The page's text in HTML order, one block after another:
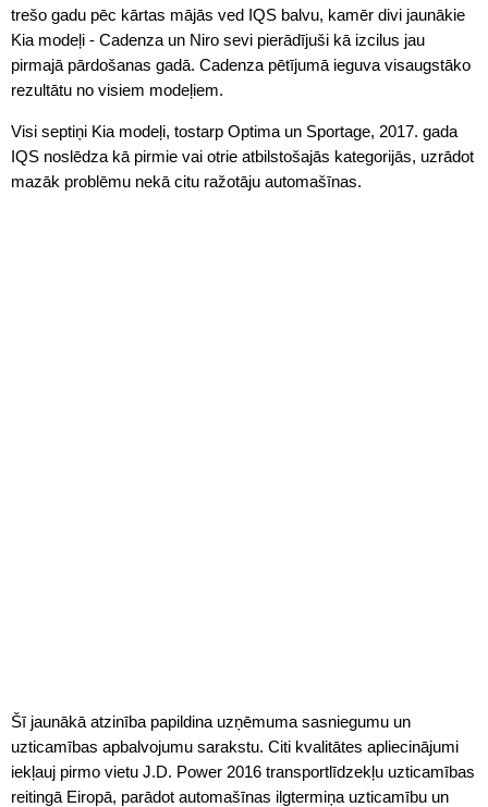
trešo gadu pēc kārtas mājās ved IQS balvu, kamēr divi jaunākie
Kia modeļi - Cadenza un Niro sevi pierādījuši kā izcilus jau
pirmajā pārdošanas gadā. Cadenza pētījumā ieguva visaugstāko
rezultātu no visiem modeļiem.
Visi septiņi Kia modeļi, tostarp Optima un Sportage, 2017. gada
IQS noslēdza kā pirmie vai otrie atbilstošajās kategorijās, uzrādot
mazāk problēmu nekā citu ražotāju automašīnas.
Šī jaunākā atzinība papildina uzņēmuma sasniegumu un
uzticamības apbalvojumu sarakstu. Citi kvalitātes apliecinājumi
iekļauj pirmo vietu J.D. Power 2016 transportlīdzekļu uzticamības
reitingā Eiropā, parādot automašīnas ilgtermiņa uzticamību un